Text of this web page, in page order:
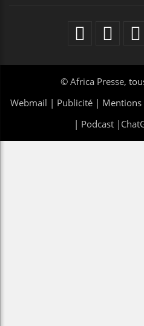
© Africa Presse,
Webmail | Publicité | Mentions
| Podcast|